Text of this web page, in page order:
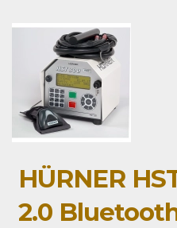
HÜRNER
2.0